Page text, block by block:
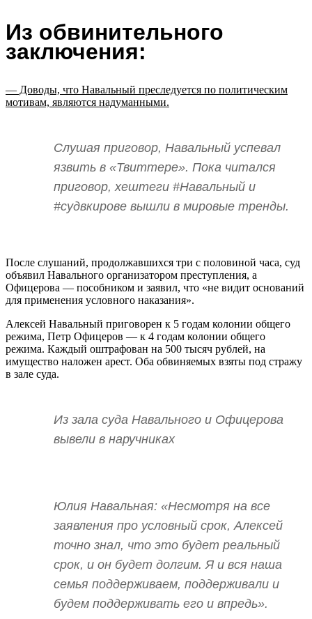
Из обвинительного
заключения:
— Доводы, что Навальный преследуется по политическим
мотивам, являются надуманными.
Слушая приговор, Навальный успевал
язвить в «Твиттере». Пока читался
приговор, хештеги #Навальный и
#судвкирове вышли в мировые тренды.
После слушаний, продолжавшихся три с половиной часа, суд
объявил Навального организатором преступления, а
Офицерова — пособником и заявил, что «не видит оснований
для применения условного наказания».
Алексей Навальный приговорен к 5 годам колонии общего
режима, Петр Офицеров — к 4 годам колонии общего
режима. Каждый оштрафован на 500 тысяч рублей, на
имущество наложен арест. Оба обвиняемых взяты под стражу
в зале суда.
Из зала суда Навального и Офицерова
вывели в наручниках
Юлия Навальная: «Несмотря на все
заявления про условный срок, Алексей
точно знал, что это будет реальный
срок, и он будет долгим. Я и вся наша
семья поддерживаем, поддерживали и
будем поддерживать его и впредь».